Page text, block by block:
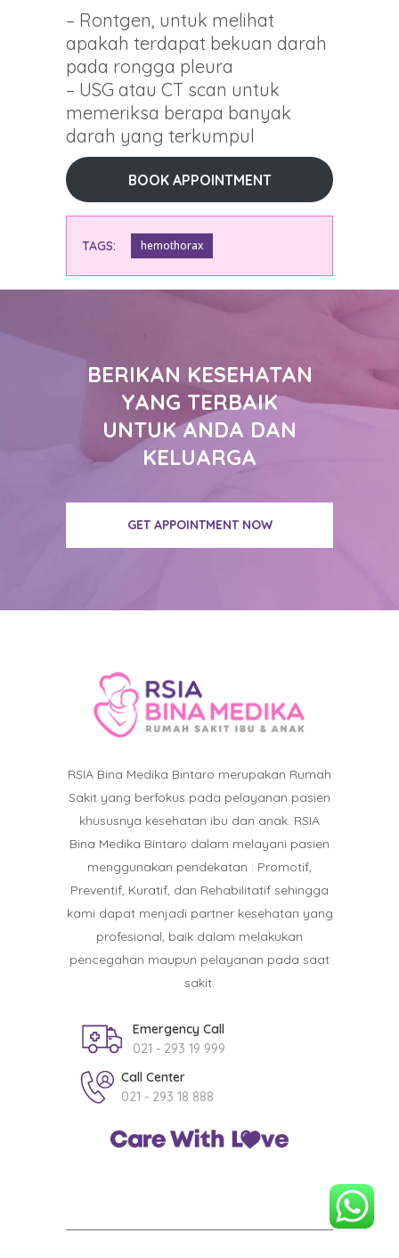
– Rontgen, untuk melihat
apakah terdapat bekuan darah
pada rongga pleura
– USG atau CT scan untuk
memeriksa berapa banyak
darah yang terkumpul
BOOK APPOINTMENT
TAGS: hemothorax
BERIKAN KESEHATAN
YANG TERBAIK
UNTUK ANDA DAN
KELUARGA
GET APPOINTMENT NOW
RSIA Bina Medika Bintaro merupakan Rumah
Sakit yang berfokus pada pelayanan pasien
khususnya kesehatan ibu dan anak. RSIA
Bina Medika Bintaro dalam melayani pasien
menggunakan pendekatan : Promotif,
Preventif, Kuratif, dan Rehabilitatif sehingga
kami dapat menjadi partner kesehatan yang
profesional, baik dalam melakukan
pencegahan maupun pelayanan pada saat
sakit.
Emergency Call
021 - 293 19 999
Call Center
021 - 293 18 888